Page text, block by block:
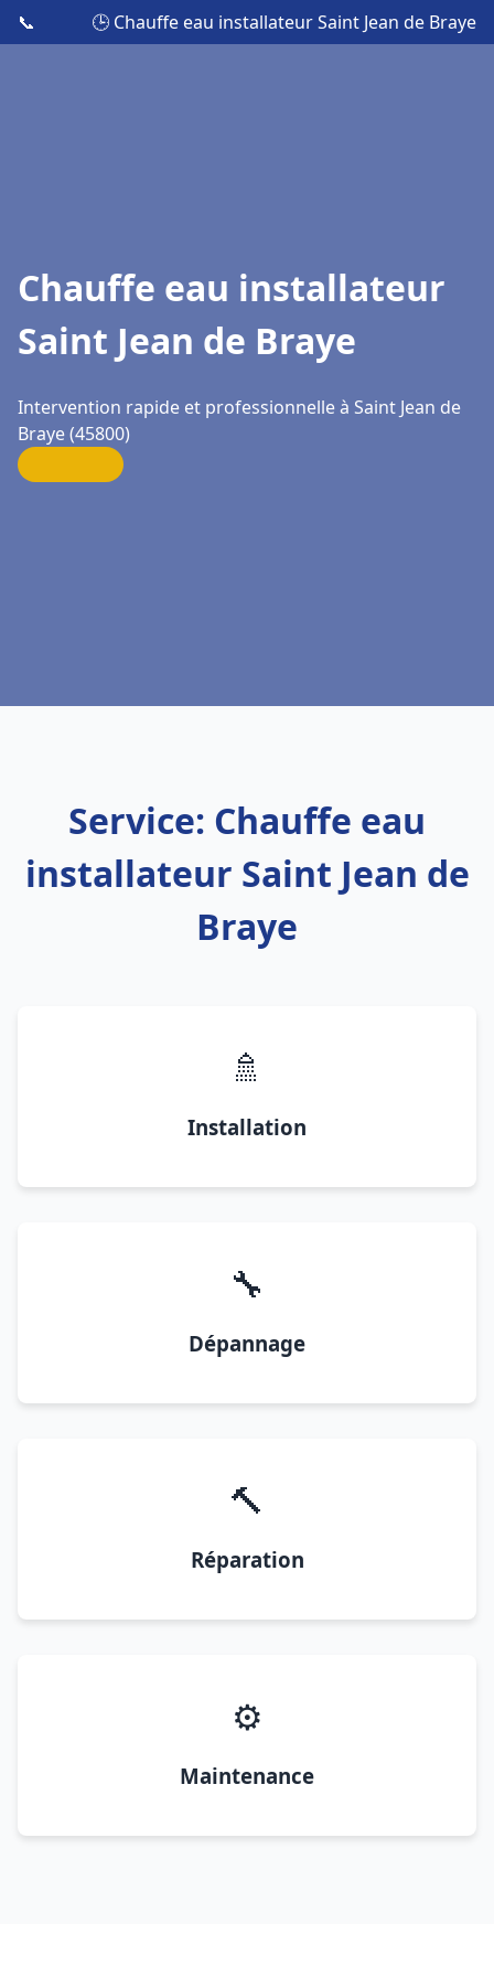
📞 🕒 Chauffe eau installateur Saint Jean de Braye
Chauffe eau installateur
Saint Jean de Braye
Intervention rapide et professionnelle à Saint Jean de
Braye (45800)
Service: Chauffe eau
installateur Saint Jean de
Braye
🚿
Installation
🔧
Dépannage
🔨
Réparation
⚙️
Maintenance